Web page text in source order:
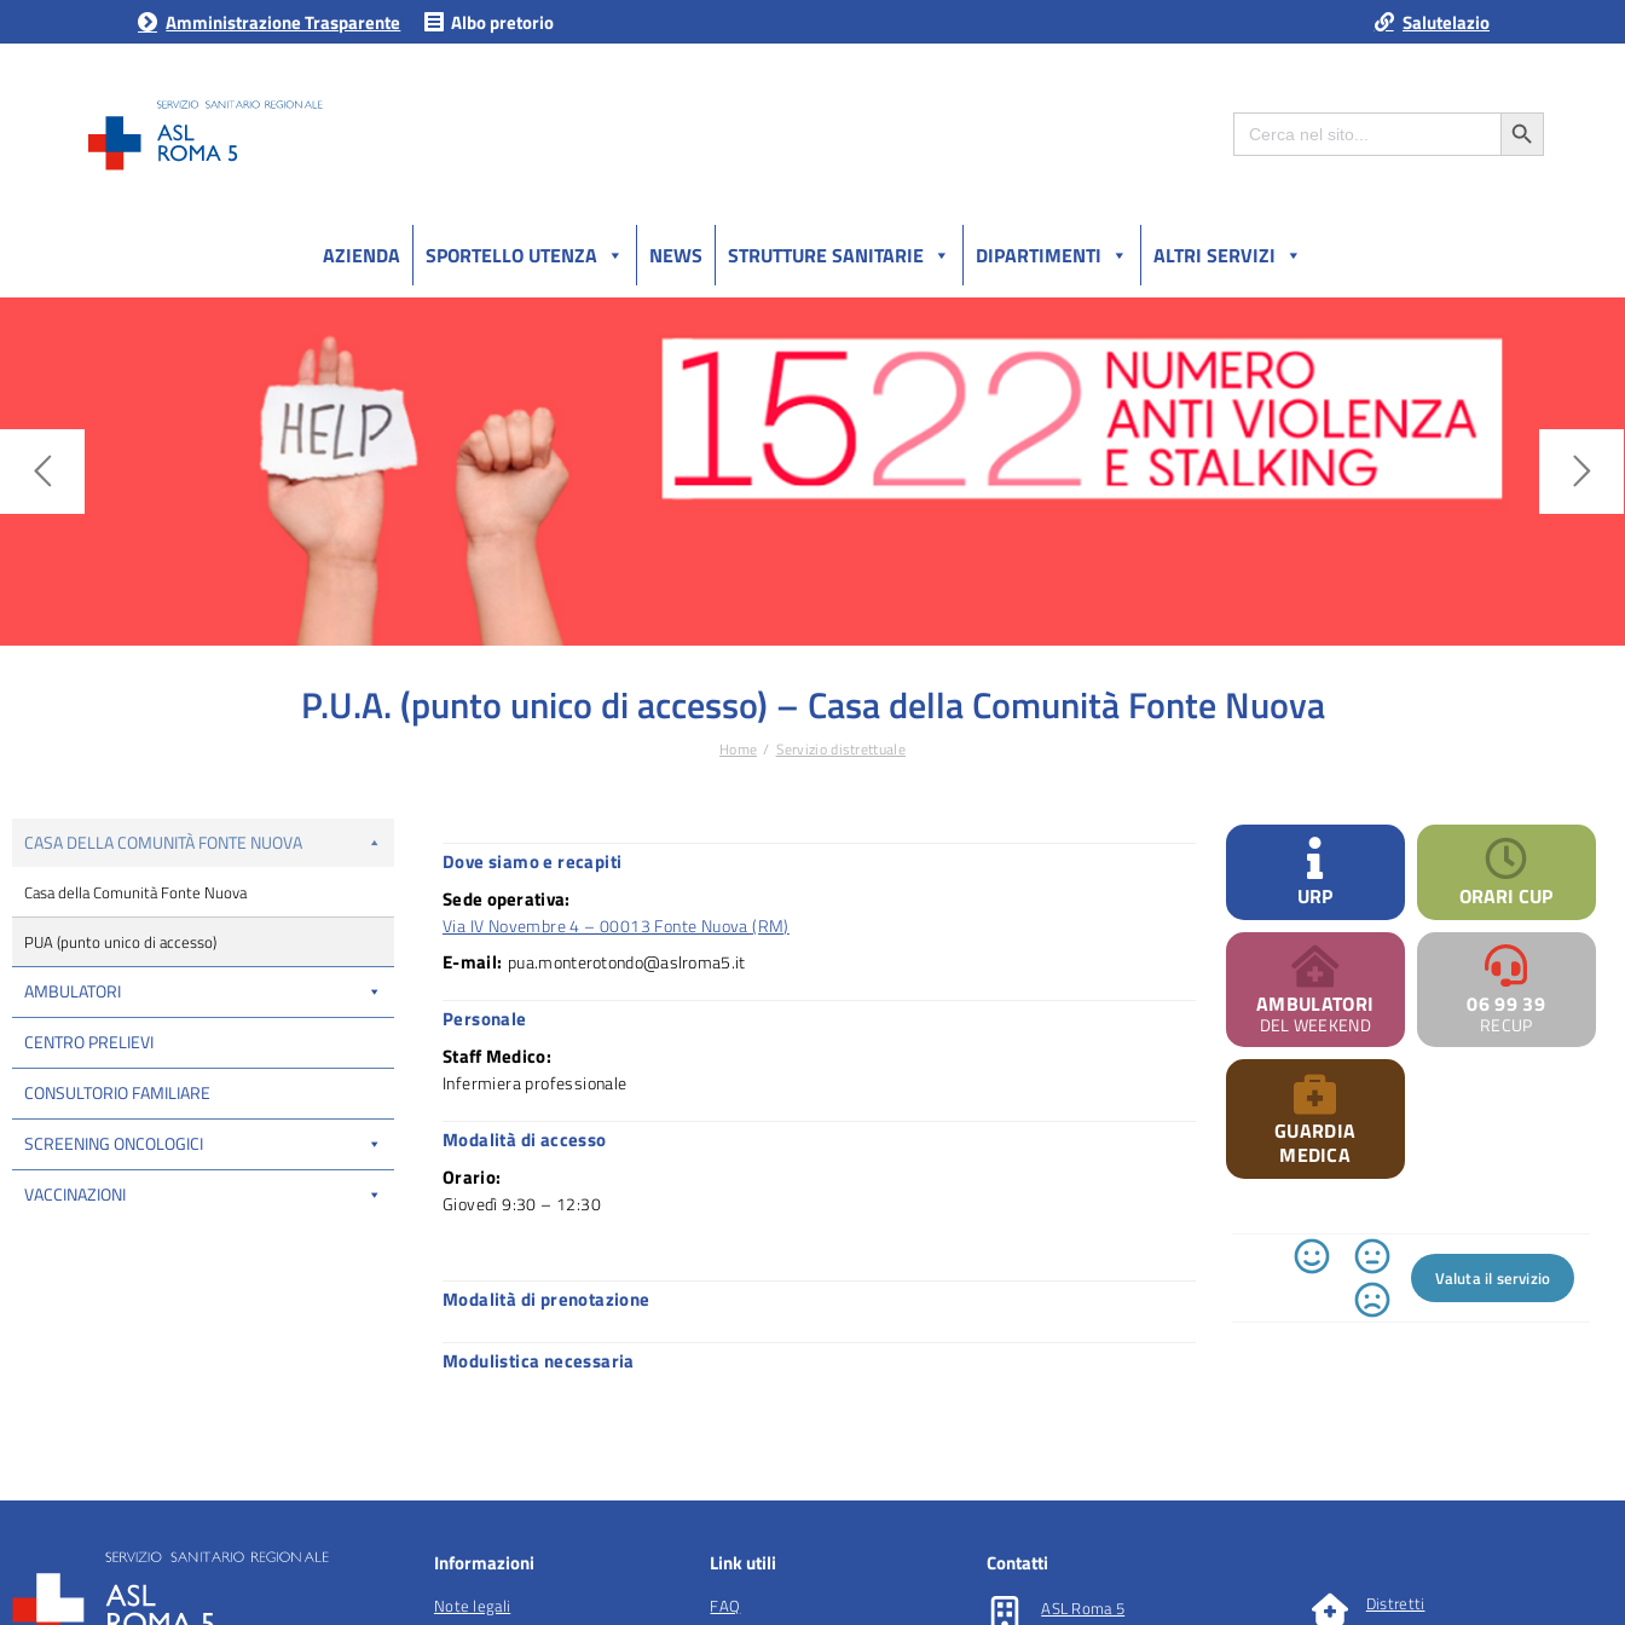
Amministrazione Trasparente Albo pretorio Salutelazio
Search
for:
Search Button
AZIENDA SPORTELLO UTENZA NEWS STRUTTURE SANITARIE DIPARTIMENTI ALTRI SERVIZI
P.U.A. (punto unico di accesso) – Casa della Comunità Fonte Nuova
Home Servizio distrettuale
CASA DELLA COMUNITÀ FONTE NUOVA
Casa della Comunità Fonte Nuova
PUA (punto unico di accesso)
AMBULATORI
CENTRO PRELIEVI
CONSULTORIO FAMILIARE
SCREENING ONCOLOGICI
VACCINAZIONI
Dove siamo e recapiti
Sede operativa:
Via IV Novembre 4 – 00013 Fonte Nuova (RM)
E-mail: pua.monterotondo@aslroma5.it
Personale
Staff Medico:
Infermiera professionale
Modalità di accesso
Orario:
Giovedì 9:30 – 12:30
Modalità di prenotazione
Modulistica necessaria
URP
AMBULATORI
DEL WEEKEND
GUARDIA
MEDICA
ORARI CUP
06 99 39
RECUP
Valuta il servizio
Informazioni
Note legali
Link utili
FAQ
Contatti
ASL Roma 5 Distretti